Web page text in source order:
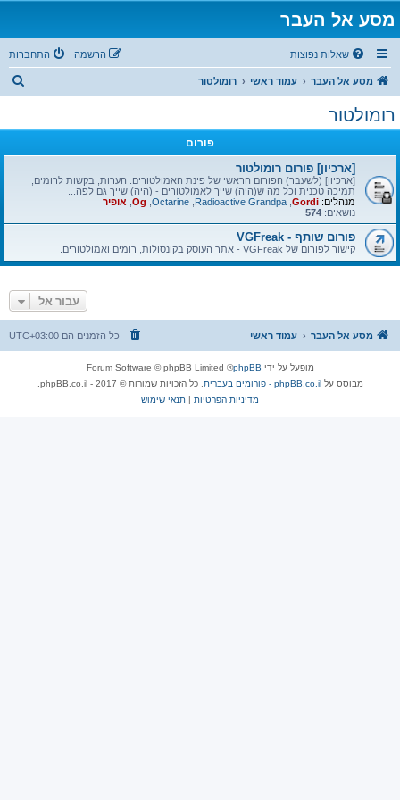
מסע אל העבר
שאלות נפוצות התחברות הרשמה
מסע אל העבר עמוד ראשי רומולטור
רומולטור
פורום
[ארכיון] פורום רומולטור
[ארכיון] (לשעבר) הפורום הראשי של פינת האמולטורים. הערות, בקשות לרומים,
תמיכה טכנית וכל מה ש(היה) שייך לאמולטורים - (היה) שייך גם לפה...
מנהלים: Gordi
Radioactive Grandpa
Octarine
Og אופיר
נושאים: 574
פורום שותף - VGFreak
קישור לפורום של VGFreak - אתר העוסק בקונסולות, רומים ואמולטורים.
עבור אל
מסע אל העבר עמוד ראשי כל הזמנים הם UTC+03:00
מופעל על ידי phpBB
® Forum Software © phpBB Limited
מבוסס עלphpBB.co.il - פורומים בעברית
. כל הזכויות שמורות © 2017 - phpBB.co.il.
מדיניות הפרטיות | תנאי שימוש